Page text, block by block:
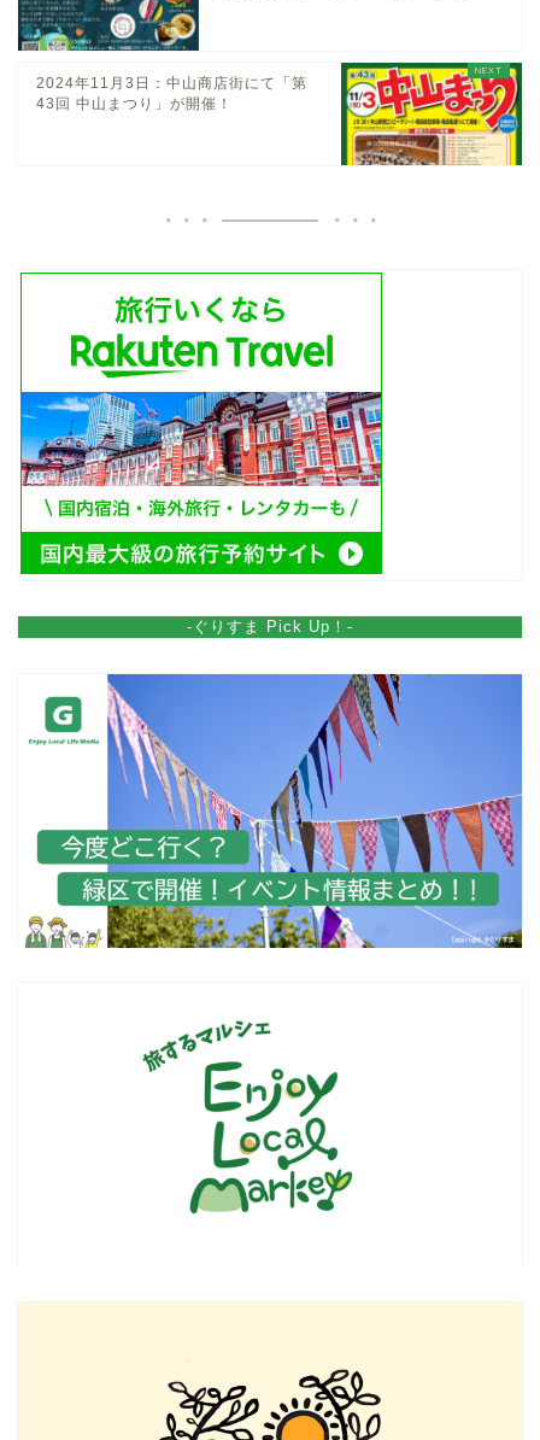
2024年11月3日：中山商店街にて「第
43回 中山まつり」が開催！
-ぐりすま Pick Up！-